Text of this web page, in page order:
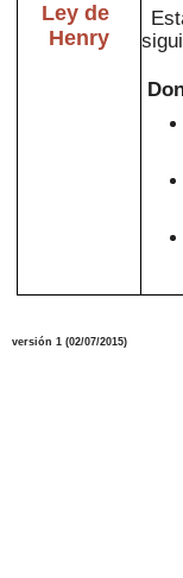
Ley de
Henry
versión 1 (02/07/2015)